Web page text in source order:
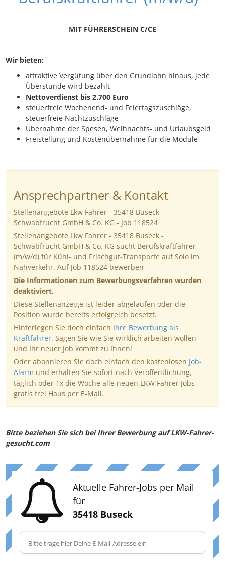
MIT FÜHRERSCHEIN C/CE
Wir bieten:
attraktive Vergütung über den Grundlohn hinaus, jede
Überstunde wird bezahlt
Nettoverdienst bis 2.700 Euro
steuerfreie Wochenend- und Feiertagszuschläge,
steuerfreie Nachtzuschläge
Übernahme der Spesen, Weihnachts- und Urlaubsgeld
Freistellung und Kostenübernahme für die Module
Ansprechpartner & Kontakt
Stellenangebote Lkw Fahrer - 35418 Buseck -
Schwabfrucht GmbH & Co. KG - Job 118524
Stellenangebote Lkw Fahrer - 35418 Buseck -
Schwabfrucht GmbH & Co. KG sucht Berufskraftfahrer
(m/w/d) für Kühl- und Frischgut-Transporte auf Solo im
Nahverkehr. Auf Job 118524 bewerben
Die Informationen zum Bewerbungsverfahren wurden
deaktiviert.
Diese Stellenanzeige ist leider abgelaufen oder die
Position wurde bereits erfolgreich besetzt.
Hinterlegen Sie doch einfach Ihre Bewerbung als
Kraftfahrer. Sagen Sie wie Sie wirklich arbeiten wollen
und Ihr neuer Job kommt zu Ihnen!
Oder abonnieren Sie doch einfach den kostenlosen Job-
Alarm und erhalten Sie sofort nach Veröffentlichung,
täglich oder 1x die Woche alle neuen LKW Fahrer Jobs
gratis frei Haus per E-Mail.
Bitte beziehen Sie sich bei Ihrer Bewerbung auf LKW-Fahrer-
gesucht.com
Aktuelle Fahrer-Jobs per Mail
für
35418 Buseck